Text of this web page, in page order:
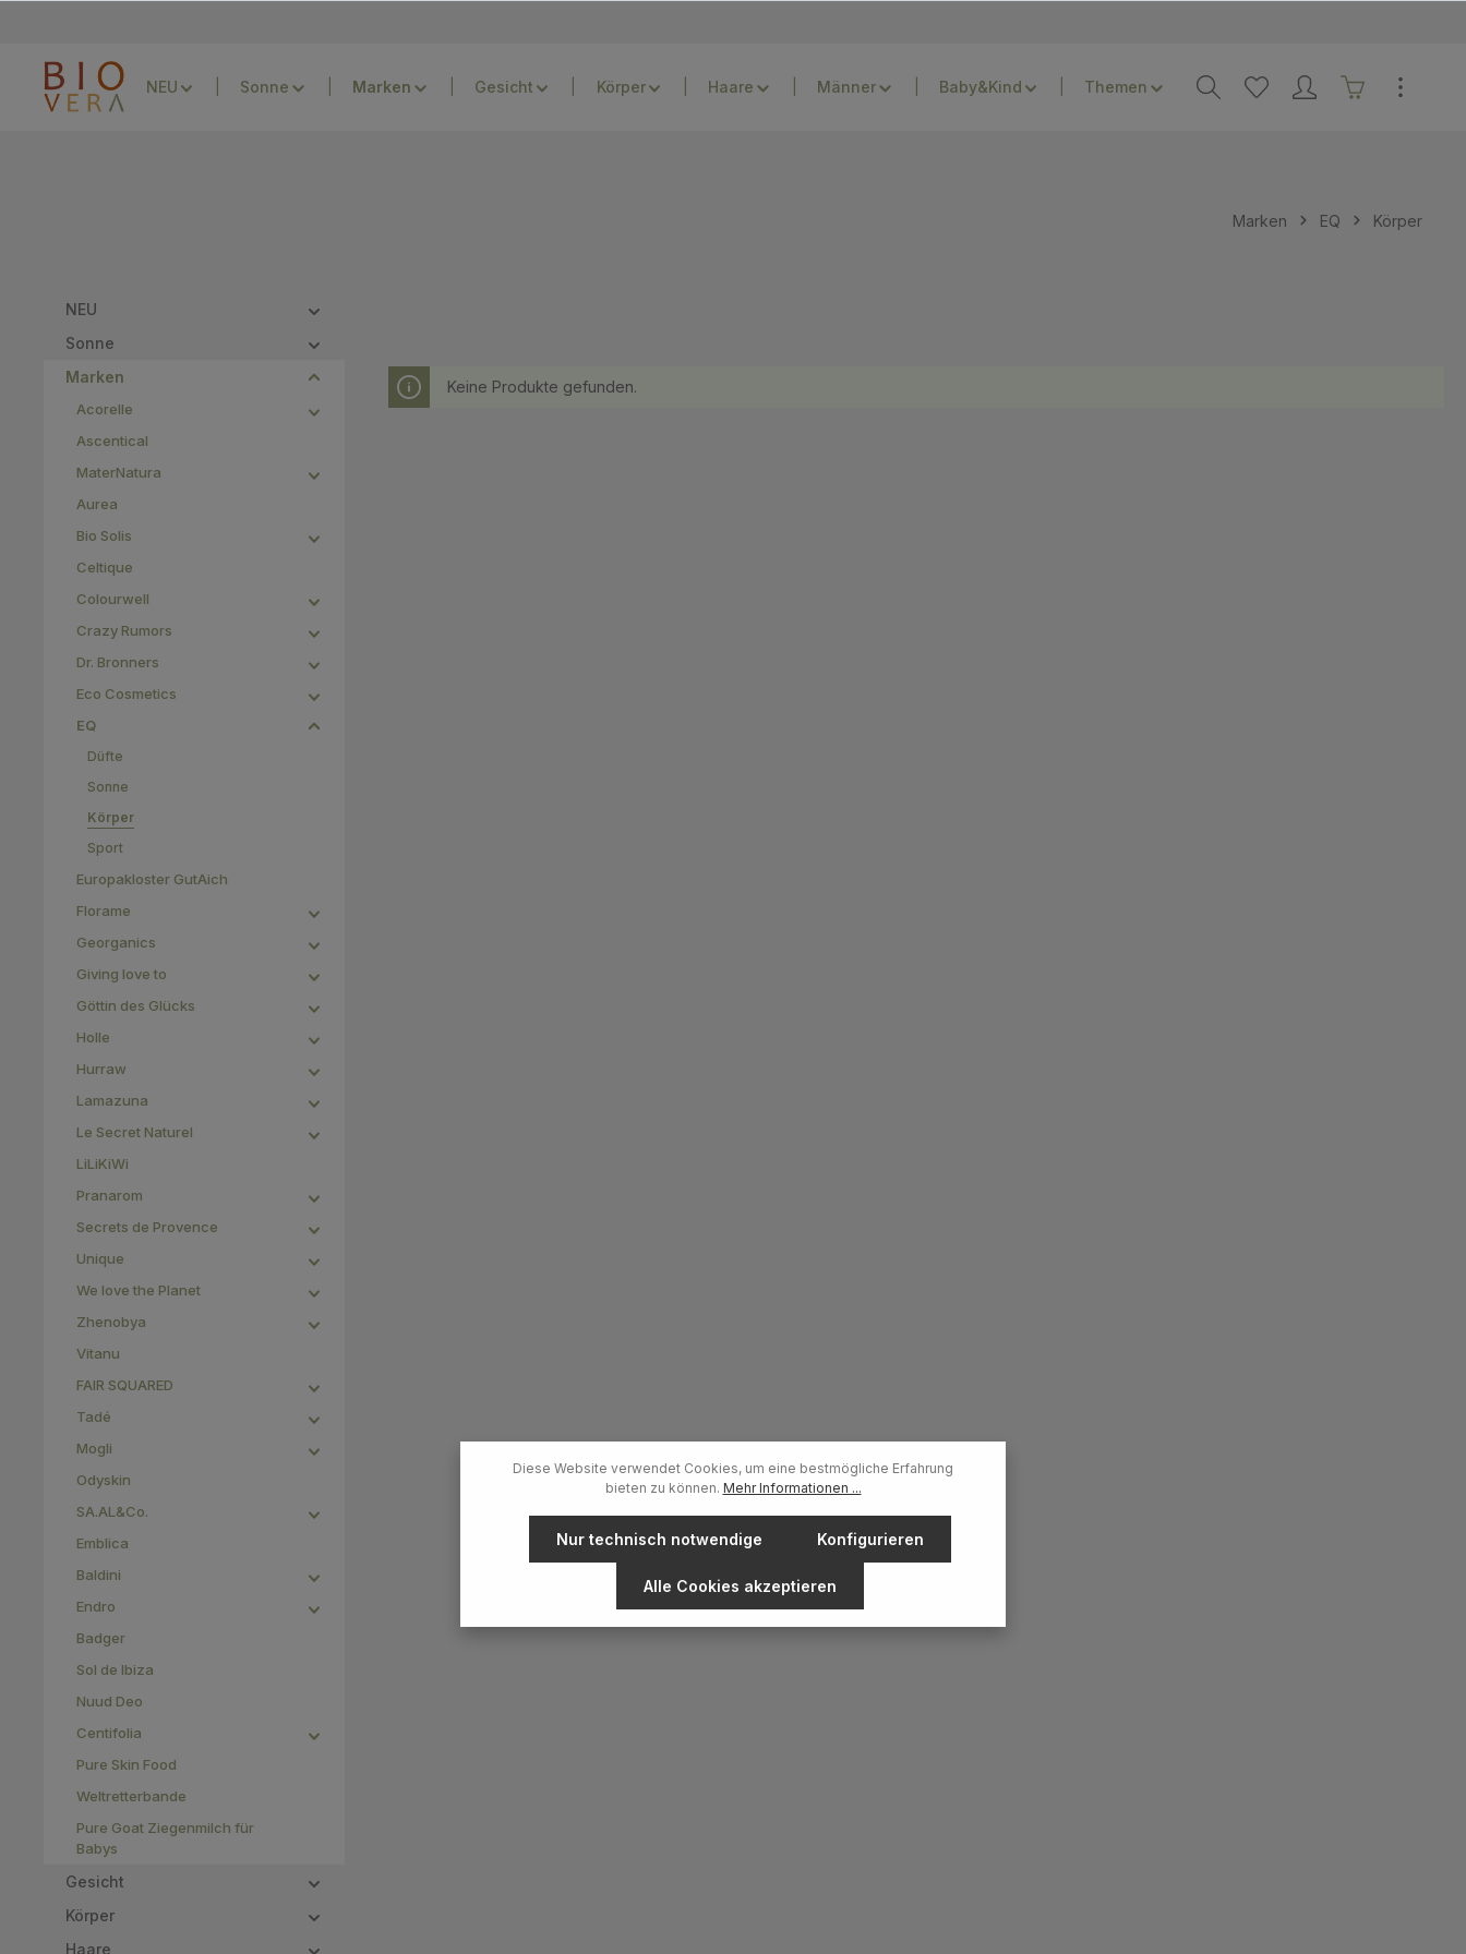
NEU Sonne Gesicht Körper Haare Männer Baby&Kind Themen
Marken EQ Körper
NEU
Sonne
Marken
Acorelle
Ascentical
MaterNatura
Aurea
Bio Solis
Celtique
Colourwell
Crazy Rumors
Dr. Bronners
Eco Cosmetics
EQ
Düfte
Sonne
Körper
Sport
Europakloster GutAich
Florame
Georganics
Giving love to
Göttin des Glücks
Holle
Hurraw
Lamazuna
Le Secret Naturel
LiLiKiWi
Pranarom
Secrets de Provence
Unique
We love the Planet
Zhenobya
Vitanu
FAIR SQUARED
Tadé
Mogli
Odyskin
SA.AL&Co.
Emblica
Baldini
Endro
Badger
Sol de Ibiza
Nuud Deo
Centifolia
Pure Skin Food
Weltretterbande
Pure Goat Ziegenmilch für
Babys
Gesicht
Körper
Haare
Keine Produkte gefunden.
Diese Website verwendet Cookies, um eine bestmögliche Erfahrung
bieten zu können. Mehr Informationen ...
Nur technisch notwendige Konfigurieren
Alle Cookies akzeptieren